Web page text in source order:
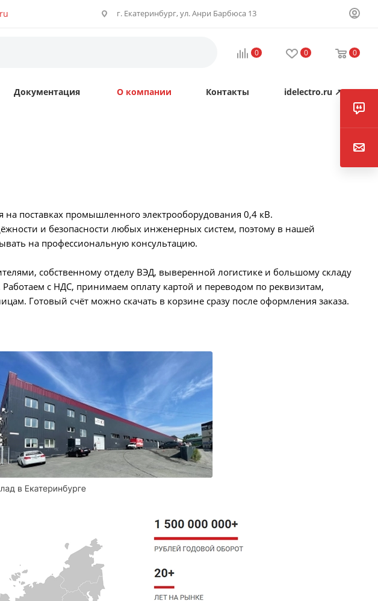
г. Екатеринбург, ул. Анри Барбюса 13
0 0 0
Документация О компании Контакты idelectro.ru ↗
поставках промышленного электрооборудования 0,4 кВ.
и безопасности любых инженерных систем, поэтому в нашей
на профессиональную консультацию.
собственному отделу ВЭД, выверенной логистике и большому складу
с НДС, принимаем оплату картой и переводом по реквизитам,
Готовый счёт можно скачать в корзине сразу после оформления заказа.